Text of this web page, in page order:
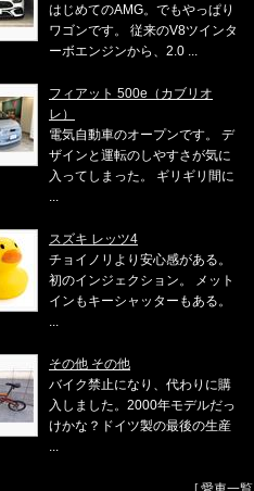
はじめてのAMG。でもやっぱり
ワゴンです。 従来のV8ツインタ
ーボエンジンから、2.0 ...
フィアット 500e（カブリオ
レ）
電気自動車のオープンです。 デ
ザインと運転のしやすさが気に
入ってしまった。 ギリギリ間に
...
スズキ レッツ4
チョイノリより安心感がある。
初のインジェクション。 メット
インもキーシャッターもある。
...
その他 その他
バイク禁止になり、代わりに購
入しました。2000年モデルだっ
けかな？ドイツ製の最後の生産
...